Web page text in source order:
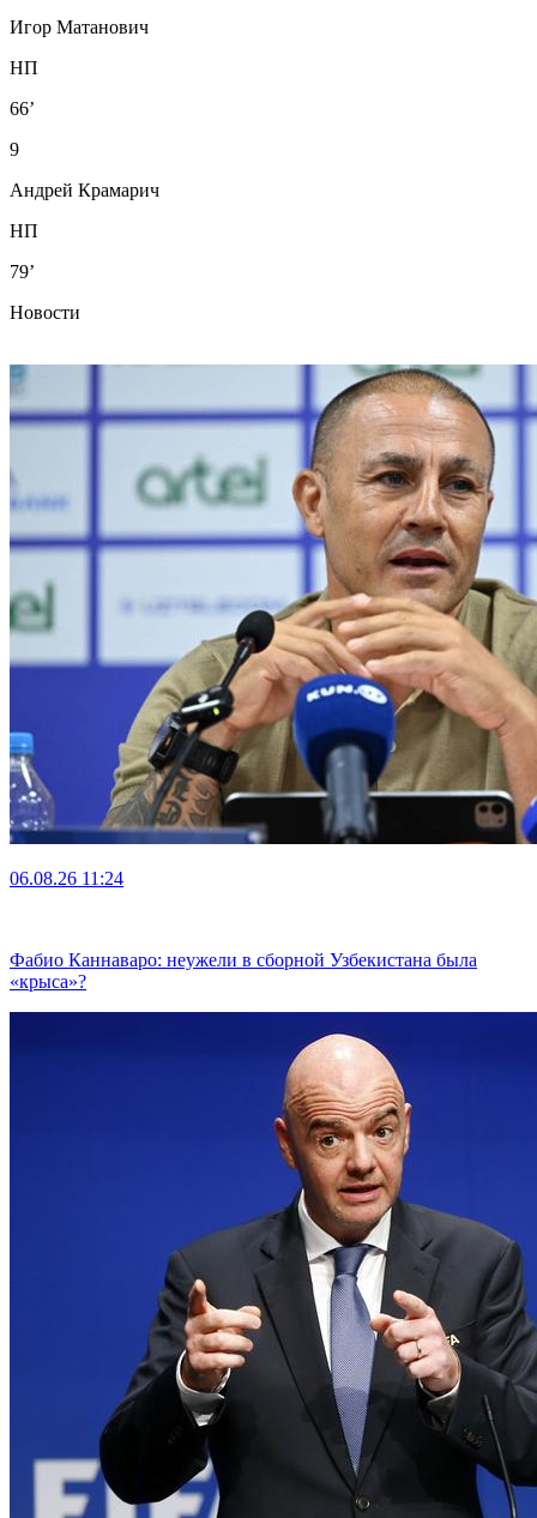
Игор Матанович
НП
66’
9
Андрей Крамарич
НП
79’
Новости
06.08.26 11:24
Фабио Каннаваро: неужели в сборной Узбекистана была
«крыса»?